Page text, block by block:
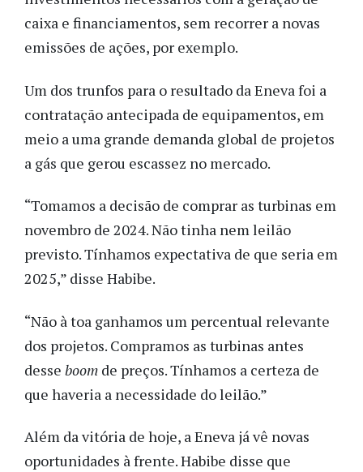
caixa e financiamentos, sem recorrer a novas
emissões de ações, por exemplo.
Um dos trunfos para o resultado da Eneva foi a
contratação antecipada de equipamentos, em
meio a uma grande demanda global de projetos
a gás que gerou escassez no mercado.
“Tomamos a decisão de comprar as turbinas em
novembro de 2024. Não tinha nem leilão
previsto. Tínhamos expectativa de que seria em
2025,” disse Habibe.
“Não à toa ganhamos um percentual relevante
dos projetos. Compramos as turbinas antes
desse boom de preços. Tínhamos a certeza de
que haveria a necessidade do leilão.”
Além da vitória de hoje, a Eneva já vê novas
oportunidades à frente. Habibe disse que